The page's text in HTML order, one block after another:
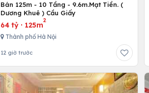
Bán 125m - 10 Tầng - 9.6m.Mạt Tiền. (
Dương Khuê ) Cầu Giấy
64 tỷ · 125m
2
Thành phố Hà Nội
12 giờ trước